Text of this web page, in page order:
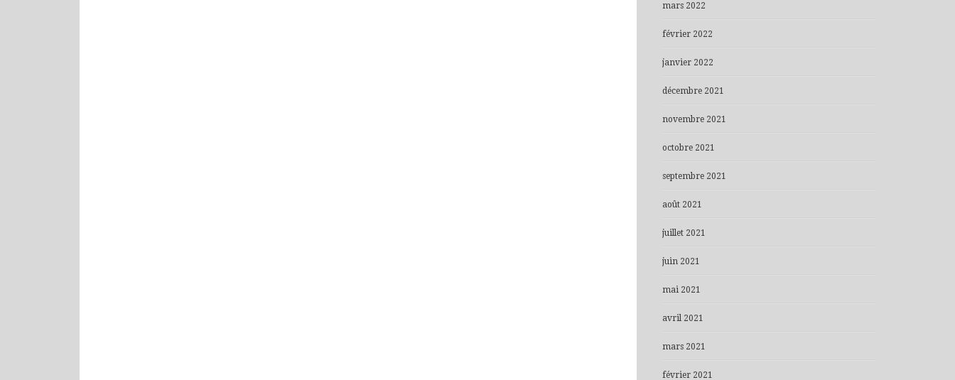
mars 2022
février 2022
janvier 2022
décembre 2021
novembre 2021
octobre 2021
septembre 2021
août 2021
juillet 2021
juin 2021
mai 2021
avril 2021
mars 2021
février 2021